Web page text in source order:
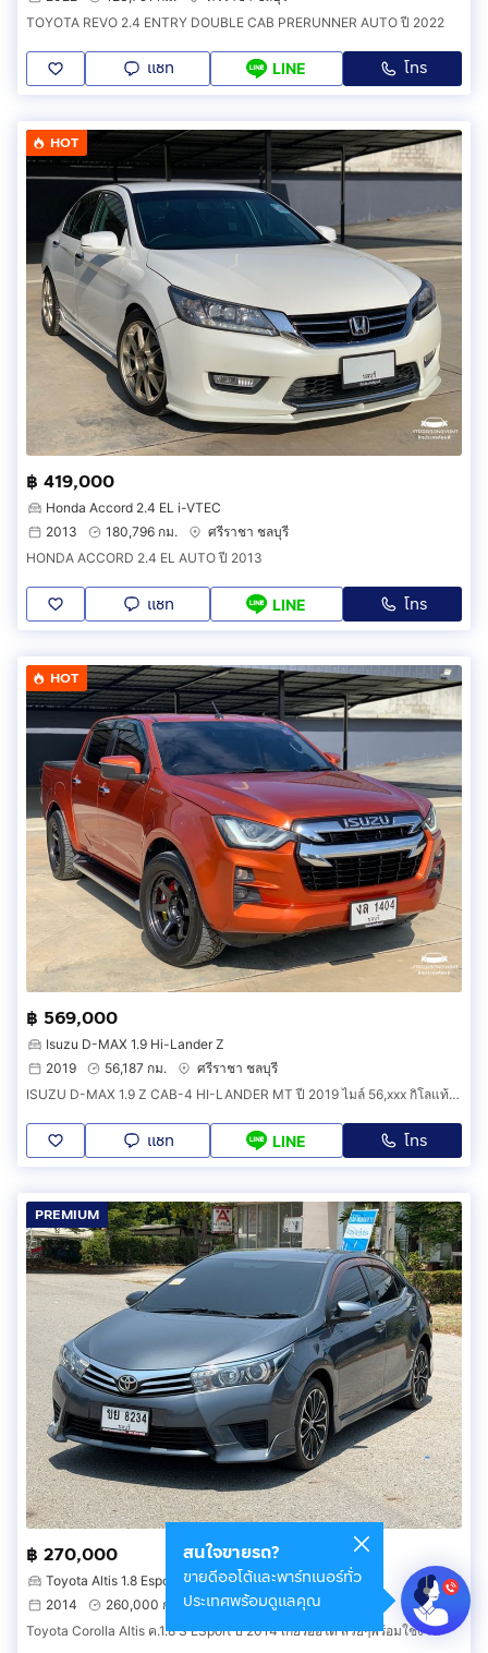
TOYOTA REVO 2.4 ENTRY DOUBLE CAB PRERUNNER AUTO ปี 2022
แชท LINE โทร
HOT
฿ 419,000
Honda Accord 2.4 EL i-VTEC
2013
180,796 กม.
ศรีราชา ชลบุรี
HONDA ACCORD 2.4 EL AUTO ปี 2013
แชท LINE โทร
HOT
฿ 569,000
Isuzu D-MAX 1.9 Hi-Lander Z
2019
56,187 กม.
ศรีราชา ชลบุรี
ISUZU D-MAX 1.9 Z CAB-4 HI-LANDER MT ปี 2019 ไมล์ 56,xxx กิโลแท้ มือเดียวป้ายแดง เช็คศูนย์ตลอด
แชท LINE โทร
PREMIUM
฿ 270,000
Toyota Altis 1.8 Esport
2014
260,000 กม.
เมืองชลบุรี ชลบุรี
Toyota Corolla Altis ค.1.8 S ESport ปี 2014 เกียร์ออโต้ สวยๆพร้อมใช้งาน
สนใจขายรถ?
ขายดีออโต้และพาร์ทเนอร์ทั่ว
ประเทศพร้อมดูแลคุณ